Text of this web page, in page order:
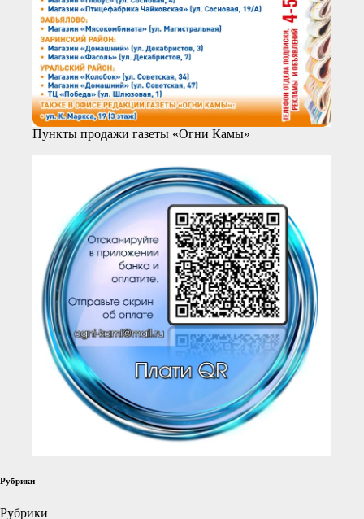
Пункты продажи газеты «Огни Камы»
Рубрики
Рубрики